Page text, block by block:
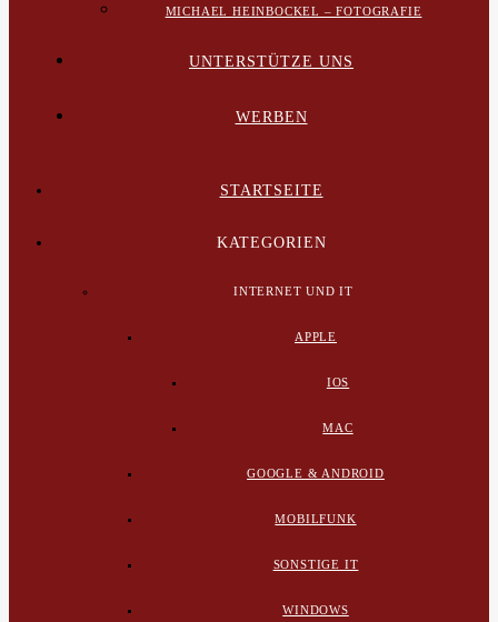
MICHAEL HEINBOCKEL – FOTOGRAFIE
UNTERSTÜTZE UNS
WERBEN
STARTSEITE
KATEGORIEN
INTERNET UND IT
APPLE
IOS
MAC
GOOGLE & ANDROID
MOBILFUNK
SONSTIGE IT
WINDOWS